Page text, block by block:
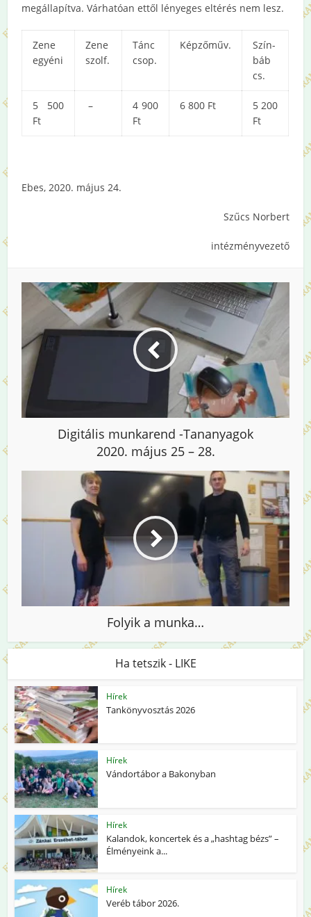
megállapítva. Várhatóan ettől lényeges eltérés nem lesz.
Zene
egyéni
Zene
szolf.
Tánc
csop.
Képzőműv.
Szín-
báb
cs.
5 500
Ft
–
4 900
Ft
6 800 Ft
5 200
Ft
Ebes, 2020. május 24.
Szűcs Norbert
intézményvezető
Digitális munkarend -Tananyagok
2020. május 25 – 28.
Folyik a munka…
Ha tetszik - LIKE
Hírek
Tankönyvosztás 2026
Hírek
Vándortábor a Bakonyban
Hírek
Kalandok, koncertek és a „hashtag bézs” –
Élményeink a...
Hírek
Veréb tábor 2026.